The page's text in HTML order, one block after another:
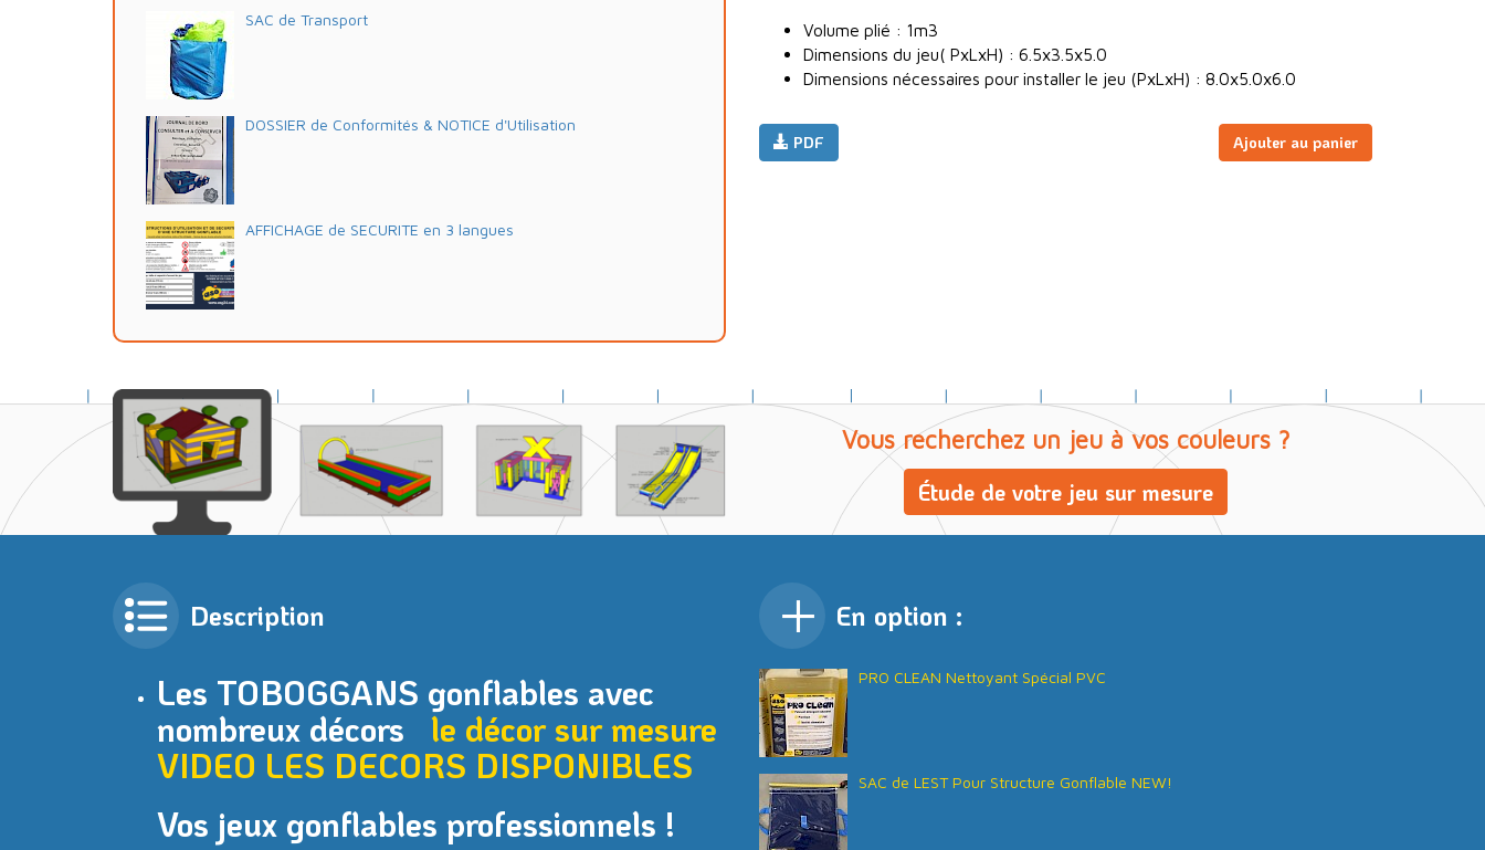
SAC de Transport
DOSSIER de Conformités & NOTICE d'Utilisation
AFFICHAGE de SECURITE en 3 langues
Volume plié : 1m3
Dimensions du jeu( PxLxH) : 6.5x3.5x5.0
Dimensions nécessaires pour installer le jeu (PxLxH) : 8.0x5.0x6.0
Ajouter au panier
PDF
Vous recherchez un jeu à vos couleurs ?
Étude de votre jeu sur mesure
Description
Les TOBOGGANS gonflables avec
nombreux décors
le décor sur mesure
VIDEO LES DECORS DISPONIBLES
Vos jeux gonflables professionnels !
En option :
PRO CLEAN Nettoyant Spécial PVC
SAC de LEST Pour Structure Gonflable NEW!